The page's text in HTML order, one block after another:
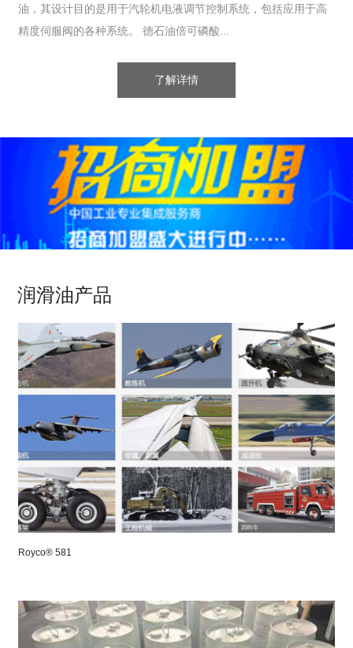
油，其设计目的是用于汽轮机电液调节控制系统，包括应用于高
精度伺服阀的各种系统。 德石油倍可磷酸...
了解详情
润滑油产品
Royco® 581